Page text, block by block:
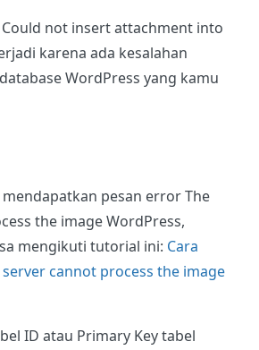
not insert attachment into
karena ada kesalahan
WordPress yang kamu
pesan error The
the image WordPress,
mengikuti tutorial ini: Cara
cannot process the image
ID atau Primary Key tabel